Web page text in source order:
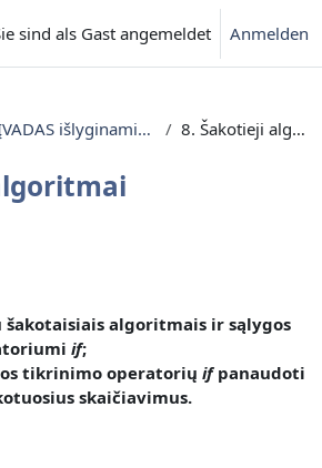
sind als Gast angemeldet Anmelden
★ PROGRAMAVIMO ĮVADAS išlyginamieji mokymai 8. Šakotieji algoritmai
šakotaisiais algoritmais ir sąlygos
if;
tikrinimo operatorių ifpanaudoti
skaičiavimus.